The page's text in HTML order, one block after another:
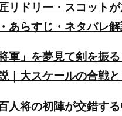
リドリー・スコット
あらすじ・ネタバレ
軍」を夢見て剣を振
｜大スケールの合戦
人将の初陣が交錯す